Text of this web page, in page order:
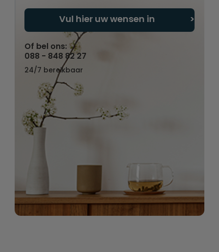
Vul hier uw wensen in
Of bel ons:
088 - 848 82 27
24/7 bereikbaar